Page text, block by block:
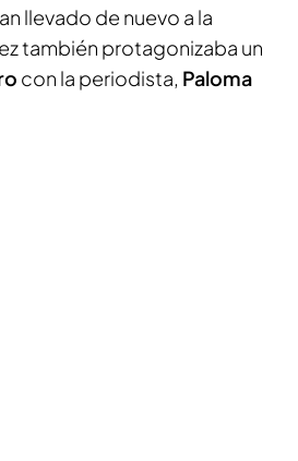
llevado de nuevo a la
también protagonizaba un
con la periodista, Paloma